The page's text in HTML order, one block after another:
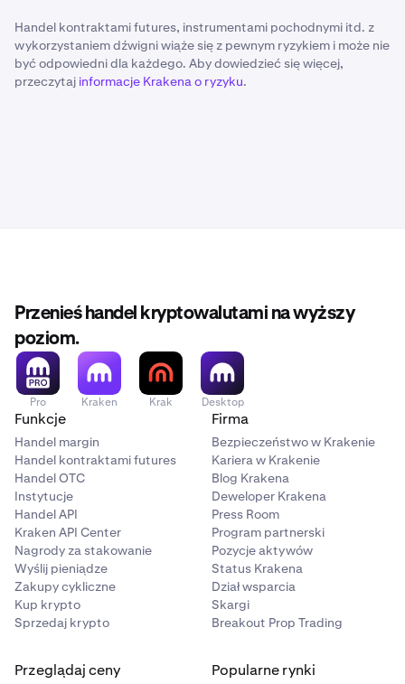
Handel kontraktami futures, instrumentami pochodnymi itd. z
wykorzystaniem dźwigni wiąże się z pewnym ryzykiem i może nie
być odpowiedni dla każdego. Aby dowiedzieć się więcej,
przeczytaj informacje Krakena o ryzyku.
Przenieś handel kryptowalutami na wyższy
poziom.
Pro Kraken Krak Desktop
Funkcje
Handel margin
Handel kontraktami futures
Handel OTC
Instytucje
Handel API
Kraken API Center
Nagrody za stakowanie
Wyślij pieniądze
Zakupy cykliczne
Kup krypto
Sprzedaj krypto
Firma
Bezpieczeństwo w Krakenie
Kariera w Krakenie
Blog Krakena
Deweloper Krakena
Press Room
Program partnerski
Pozycje aktywów
Status Krakena
Dział wsparcia
Skargi
Breakout Prop Trading
Przeglądaj ceny Popularne rynki